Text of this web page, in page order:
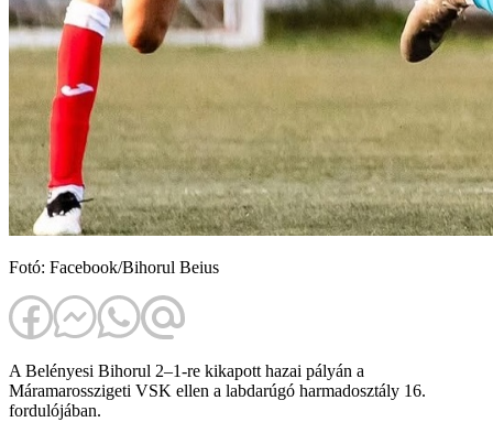
Fotó: Facebook/Bihorul Beius
A Belényesi Bihorul 2–1-re kikapott hazai pályán a
Máramarosszigeti VSK ellen a labdarúgó harmadosztály 16.
fordulójában.